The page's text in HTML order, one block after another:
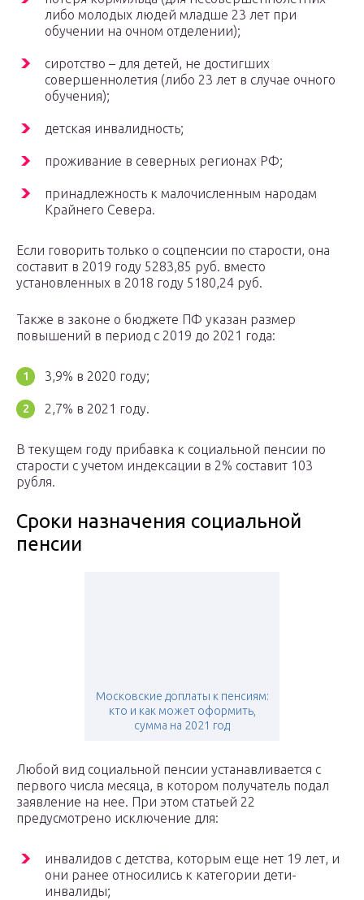
либо молодых людей младше 23 лет при
обучении на очном отделении);
сиротство – для детей, не достигших
совершеннолетия (либо 23 лет в случае очного
обучения);
детская инвалидность;
проживание в северных регионах РФ;
принадлежность к малочисленным народам
Крайнего Севера.
Если говорить только о соцпенсии по старости, она
составит в 2019 году 5283,85 руб. вместо
установленных в 2018 году 5180,24 руб.
Также в законе о бюджете ПФ указан размер
повышений в период с 2019 до 2021 года:
3,9% в 2020 году;
2,7% в 2021 году.
В текущем году прибавка к социальной пенсии по
старости с учетом индексации в 2% составит 103
рубля.
Сроки назначения социальной
пенсии
Московские доплаты к пенсиям:
кто и как может оформить,
сумма на 2021 год
Любой вид социальной пенсии устанавливается с
первого числа месяца, в котором получатель подал
заявление на нее. При этом статьей 22
предусмотрено исключение для:
инвалидов с детства, которым еще нет 19 лет, и
они ранее относились к категории дети-
инвалиды;